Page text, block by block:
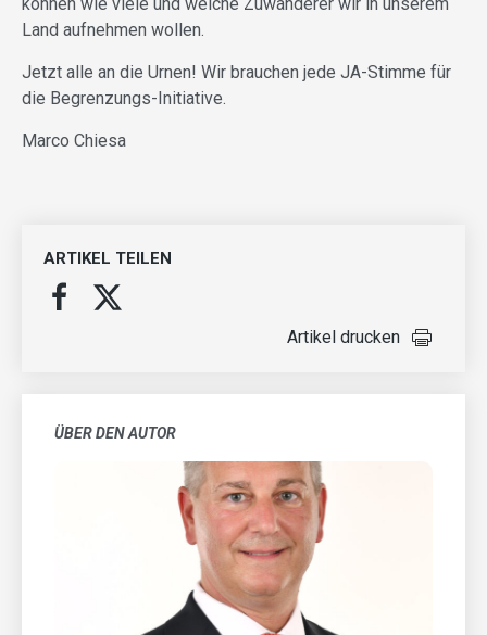
Land aufnehmen wollen.
Jetzt alle an die Urnen! Wir brauchen jede JA-Stimme für
die Begrenzungs-Initiative.
Marco Chiesa
ARTIKEL TEILEN
Artikel drucken
ÜBER DEN AUTOR